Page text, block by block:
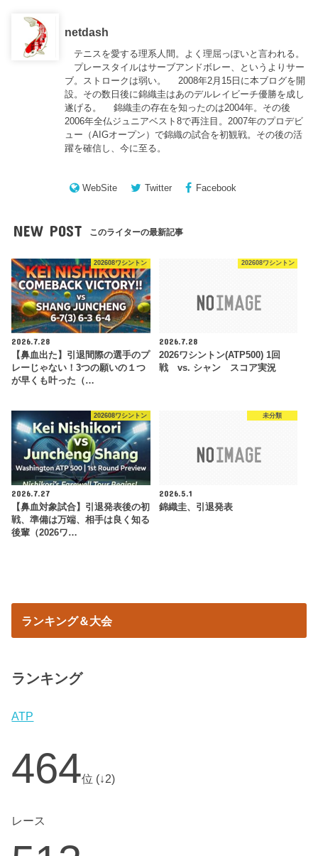
netdash
テニスを愛する理系人間。よく理屈っぽいと言われる。
プレースタイルはサーブアンドボレー、というよりサー
ブ。ストロークは弱い。 2008年2月15日に本ブログを開
設。その数日後に錦織圭はあのデルレイビーチ優勝を成し
遂げる。 錦織圭の存在を知ったのは2004年。その後
2006年全仏ジュニアベスト8で再注目。2007年のプロデビ
ュー（AIGオープン）で錦織の試合を初観戦。その後の活
躍を確信し、今に至る。
WebSite Twitter Facebook
NEW POST このライターの最新記事
202608ワシントン
2026.7.28
【鼻血出た】引退間際の選手のプ
レーじゃない！3つの願いの１つ
が早くも叶った（…
202608ワシントン
2026.7.28
2026ワシントン(ATP500) 1回
戦 vs. シャン スコア実況
202608ワシントン
2026.7.27
【鼻血対象試合】引退発表後の初
戦、準備は万端、相手は良く知る
後輩（2026ワ…
未分類
2026.5.1
錦織圭、引退発表
ランキング＆大会
ランキング
ATP
464位 (↓2)
レース